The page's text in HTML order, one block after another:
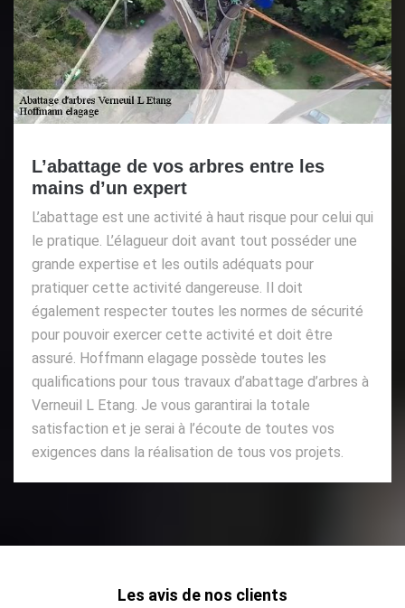
L’abattage de vos arbres entre les
mains d’un expert
L’abattage est une activité à haut risque pour celui qui
le pratique. L’élagueur doit avant tout posséder une
grande expertise et les outils adéquats pour
pratiquer cette activité dangereuse. Il doit
également respecter toutes les normes de sécurité
pour pouvoir exercer cette activité et doit être
assuré. Hoffmann elagage possède toutes les
qualifications pour tous travaux d’abattage d’arbres à
Verneuil L Etang. Je vous garantirai la totale
satisfaction et je serai à l’écoute de toutes vos
exigences dans la réalisation de tous vos projets.
Les avis de nos clients